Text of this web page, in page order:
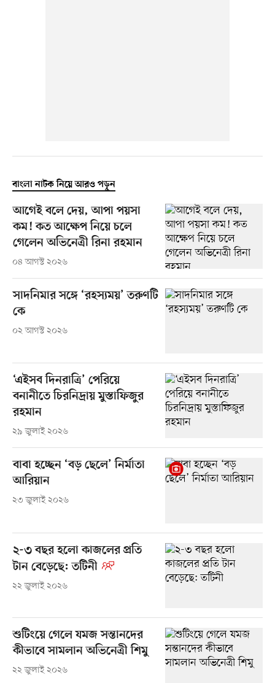
বাংলা নাটক নিয়ে আরও পড়ুন
আগেই বলে দেয়, আপা পয়সা
কম! কত আক্ষেপ নিয়ে চলে
গেলেন অভিনেত্রী রিনা রহমান
০৪ আগস্ট ২০২৬
সাদনিমার সঙ্গে ‘রহস্যময়’ তরুণটি
কে
০২ আগস্ট ২০২৬
‘এইসব দিনরাত্রি’ পেরিয়ে
বনানীতে চিরনিদ্রায় মুস্তাফিজুর
রহমান
২৯ জুলাই ২০২৬
বাবা হচ্ছেন ‘বড় ছেলে’ নির্মাতা
আরিয়ান
২৩ জুলাই ২০২৬
২-৩ বছর হলো কাজলের প্রতি
টান বেড়েছে: তটিনী
২২ জুলাই ২০২৬
শুটিংয়ে গেলে যমজ সন্তানদের
কীভাবে সামলান অভিনেত্রী শিমু
২২ জুলাই ২০২৬